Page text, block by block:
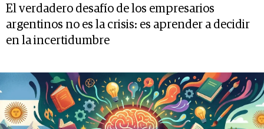
El verdadero desafío de los empresarios
argentinos no es la crisis: es aprender a decidir
en la incertidumbre